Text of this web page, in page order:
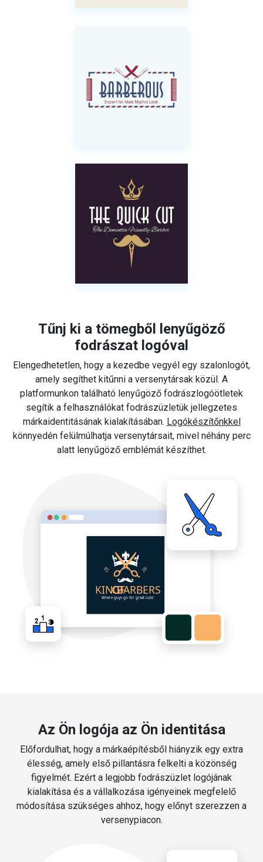
Tűnj ki a tömegből lenyűgöző
fodrászat logóval
Elengedhetetlen, hogy a kezedbe vegyél egy szalonlogót,
amely segíthet kitűnni a versenytársak közül. A
platformunkon található lenyűgöző fodrászlogóötletek
segítik a felhasználókat fodrászüzletük jellegzetes
márkaidentitásának kialakításában. Logókészítőnkkel
könnyedén felülmúlhatja versenytársait, mivel néhány perc
alatt lenyűgöző emblémát készíthet.
Az Ön logója az Ön identitása
Előfordulhat, hogy a márkaépítésből hiányzik egy extra
élesség, amely első pillantásra felkelti a közönség
figyelmét. Ezért a legjobb fodrászüzlet logójának
kialakítása és a vállalkozása igényeinek megfelelő
módosítása szükséges ahhoz, hogy előnyt szerezzen a
versenypiacon.